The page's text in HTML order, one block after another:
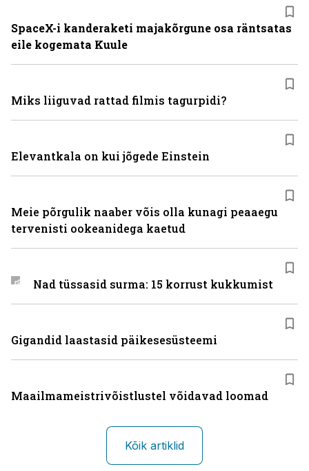
SpaceX-i kanderaketi majakõrgune osa räntsatas
eile kogemata Kuule
Miks liiguvad rattad filmis tagurpidi?
Elevantkala on kui jõgede Einstein
Meie põrgulik naaber võis olla kunagi peaaegu
tervenisti ookeanidega kaetud
Nad tüssasid surma: 15 korrust kukkumist
Gigandid laastasid päikesesüsteemi
Maailmameistrivõistlustel võidavad loomad
Kõik artiklid